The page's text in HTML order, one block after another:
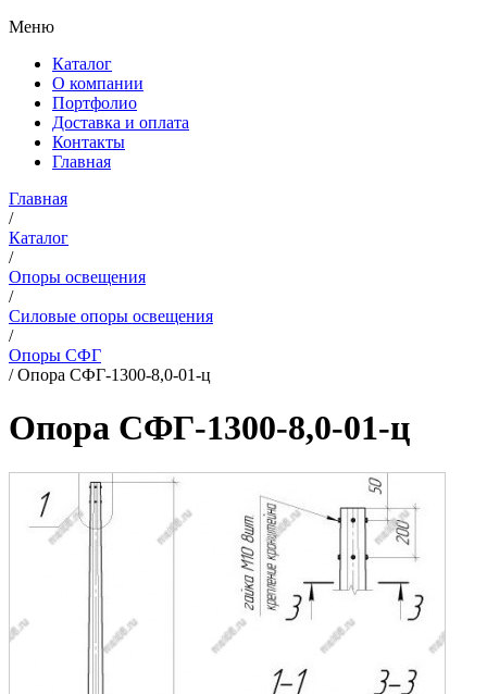
Меню
Каталог
О компании
Портфолио
Доставка и оплата
Контакты
Главная
Главная
/
Каталог
/
Опоры освещения
/
Силовые опоры освещения
/
Опоры СФГ
/Опора СФГ-1300-8,0-01-ц
Опора СФГ-1300-8,0-01-ц